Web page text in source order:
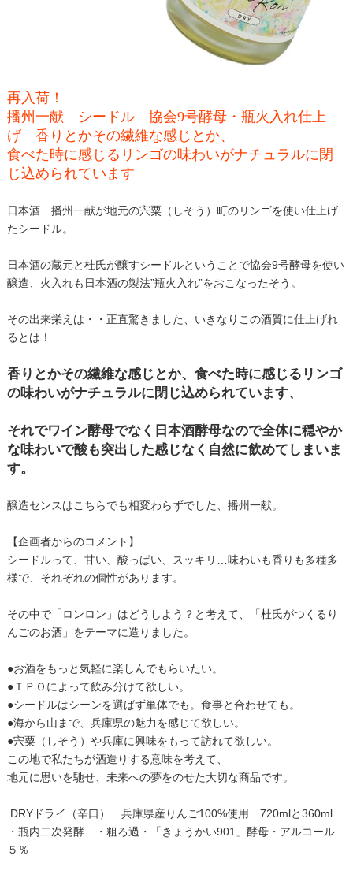
再入荷！
播州一献 シードル 協会9号酵母・瓶火入れ仕上
げ 香りとかその繊維な感じとか、
食べた時に感じるリンゴの味わいがナチュラルに閉
じ込められています
日本酒 播州一献が地元の宍粟（しそう）町のリンゴを使い仕上げ
たシードル。
日本酒の蔵元と杜氏が醸すシードルということで協会9号酵母を使い
醸造、火入れも日本酒の製法”瓶火入れ”をおこなったそう。
その出来栄えは・・正直驚きました、いきなりこの酒質に仕上げれ
るとは！
香りとかその繊維な感じとか、食べた時に感じるリンゴ
の味わいがナチュラルに閉じ込められています、
それでワイン酵母でなく日本酒酵母なので全体に穏やか
な味わいで酸も突出した感じなく自然に飲めてしまいま
す。
醸造センスはこちらでも相変わらずでした、播州一献。
【企画者からのコメント】
シードルって、甘い、酸っぱい、スッキリ…味わいも香りも多種多
様で、それぞれの個性があります。
その中で「ロンロン」はどうしよう？と考えて、「杜氏がつくるり
んごのお酒」をテーマに造りました。
●お酒をもっと気軽に楽しんでもらいたい。
●ＴＰＯによって飲み分けて欲しい。
●シードルはシーンを選ばず単体でも。食事と合わせても。
●海から山まで、兵庫県の魅力を感じて欲しい。
●宍粟（しそう）や兵庫に興味をもって訪れて欲しい。
この地で私たちが酒造りする意味を考えて、
地元に思いを馳せ、未来への夢をのせた大切な商品です。
DRYドライ（辛口） 兵庫県産りんご100%使用 720mlと360ml
・瓶内二次発酵 ・粗ろ過・「きょうかい901」酵母・アルコール
５％
――――――――――――――